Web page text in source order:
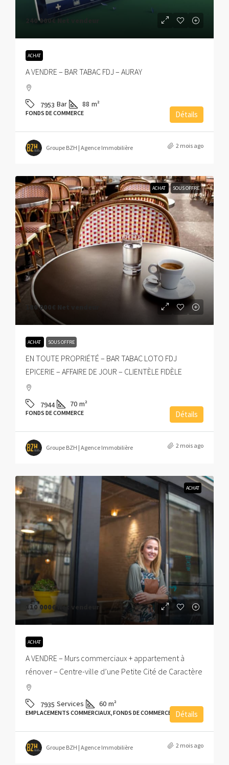
240 000€ Net vendeur
ACHAT
A VENDRE – BAR TABAC FDJ – AURAY
7953 Bar 88 m²
FONDS DE COMMERCE Détails
Groupe BZH | Agence Immobilière 2 mois ago
ACHAT SOUS OFFRE
180 000€
ACHAT SOUS OFFRE
EN TOUTE PROPRIÉTÉ – BAR TABAC LOTO FDJ
EPICERIE – AFFAIRE DE JOUR – CLIENTÈLE FIDÈLE
7944 70 m²
FONDS DE COMMERCE Détails
Groupe BZH | Agence Immobilière 2 mois ago
ACHAT
110 000€Net vendeur
ACHAT
A VENDRE – Murs commerciaux + appartement à
rénover – Centre-ville d’une Petite Cité de Caractère
7935 Services 60 m²
EMPLACEMENTS COMMERCIAUX, FONDS DE COMMERCE Détails
Groupe BZH | Agence Immobilière 2 mois ago